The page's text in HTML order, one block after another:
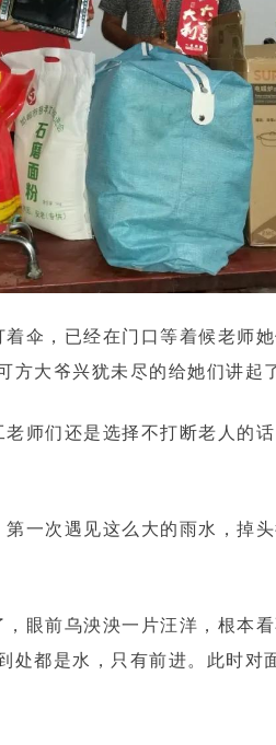
伞，已经在门口等着候老师
大爷兴犹未尽的给她们讲起
们还是选择不打断老人的
次遇见这么大的雨水，掉
前乌泱泱一片汪洋，根本
都是水，只有前进。此时